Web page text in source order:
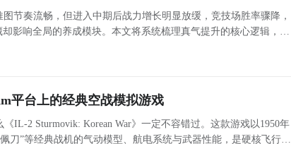
节奏流畅，但进入中期后战力增长明显放缓，竞技场胜率骤降，
影响全局的养成模块。本文将系统梳理真气提升的核心逻辑，帮
台上的经典空战模拟游戏
IL-2 Sturmovik: Korean War》一定不容错过。这款游戏以1950年
刀”等经典战机的气动模型、航电系统与武器性能，是硬核飞行模